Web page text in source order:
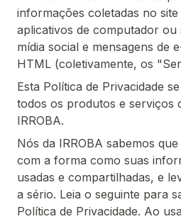
informações coletadas no site
aplicativos de computador ou
mídia social e mensagens de
HTML (coletivamente, os
Esta Política de Privacidade
todos os produtos e serviços
IRROBA.
Nós da IRROBA sabemos
com a forma como suas
usadas e compartilhadas, e
a sério. Leia o seguinte para
Política de Privacidade. Ao